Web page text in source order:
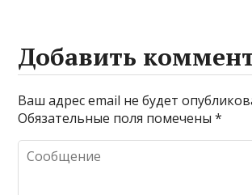
самооценке
Добавить
Ваш адрес email не будет
Обязательные поля помечены*